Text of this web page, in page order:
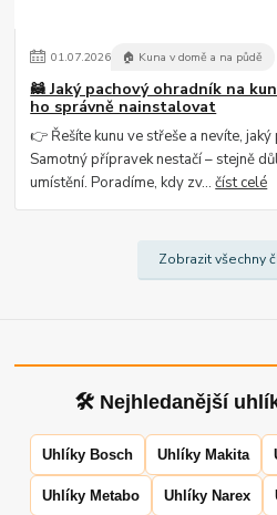
01.07.2026 🏠 Kuna v domě a na půdě
🦝 Jaký pachový ohradník na
ho správně nainstalovat
👉 Řešíte kunu ve střeše a nevíte,
Samotný přípravek nestačí – stejně
umístění. Poradíme, kdy zv...číst celé
Zobrazit všechny
🛠 Nejhledanější
Uhlíky Bosch Uhlíky Makita
Uhlíky Metabo Uhlíky Narex